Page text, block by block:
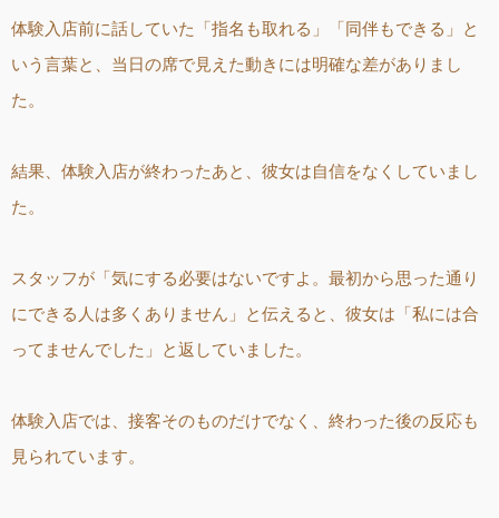
体験入店前に話していた「指名も取れる」「同伴もできる」と
いう言葉と、当日の席で見えた動きには明確な差がありまし
た。
結果、体験入店が終わったあと、彼女は自信をなくしていまし
た。
スタッフが「気にする必要はないですよ。最初から思った通り
にできる人は多くありません」と伝えると、彼女は「私には合
ってませんでした」と返していました。
体験入店では、接客そのものだけでなく、終わった後の反応も
見られています。